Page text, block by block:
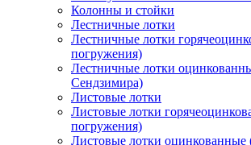
Колонны и стойки
Лестничные лотки
Лестничные лотки
погружения)
Лестничные лотки
Сендзимира)
Листовые лотки
Листовые лотки
погружения)
Листовые лотки оцинкованные